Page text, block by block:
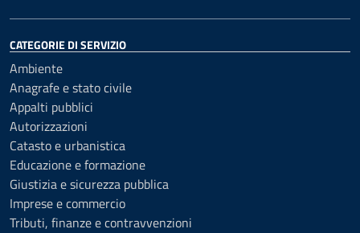
CATEGORIE DI SERVIZIO
Ambiente
Anagrafe e stato civile
Appalti pubblici
Autorizzazioni
Catasto e urbanistica
Educazione e formazione
Giustizia e sicurezza pubblica
Imprese e commercio
Tributi, finanze e contravvenzioni